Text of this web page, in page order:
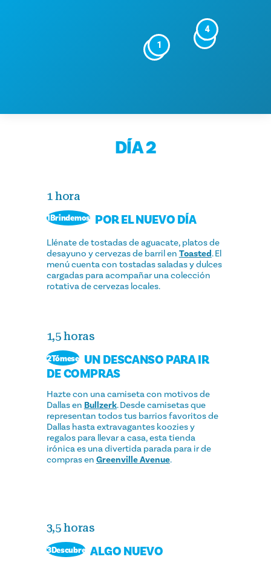
1
4
5
DÍA 2
1 hora
1Brindemos POR EL NUEVO DÍA
Llénate de tostadas de aguacate, platos de
desayuno y cervezas de barril en Toasted. El
menú cuenta con tostadas saladas y dulces
cargadas para acompañar una colección
rotativa de cervezas locales.
1,5 horas
2Tómese UN DESCANSO PARA IR
DE COMPRAS
Hazte con una camiseta con motivos de
Dallas en Bullzerk. Desde camisetas que
representan todos tus barrios favoritos de
Dallas hasta extravagantes koozies y
regalos para llevar a casa, esta tienda
irónica es una divertida parada para ir de
compras en Greenville Avenue.
3,5 horas
3Descubre ALGO NUEVO